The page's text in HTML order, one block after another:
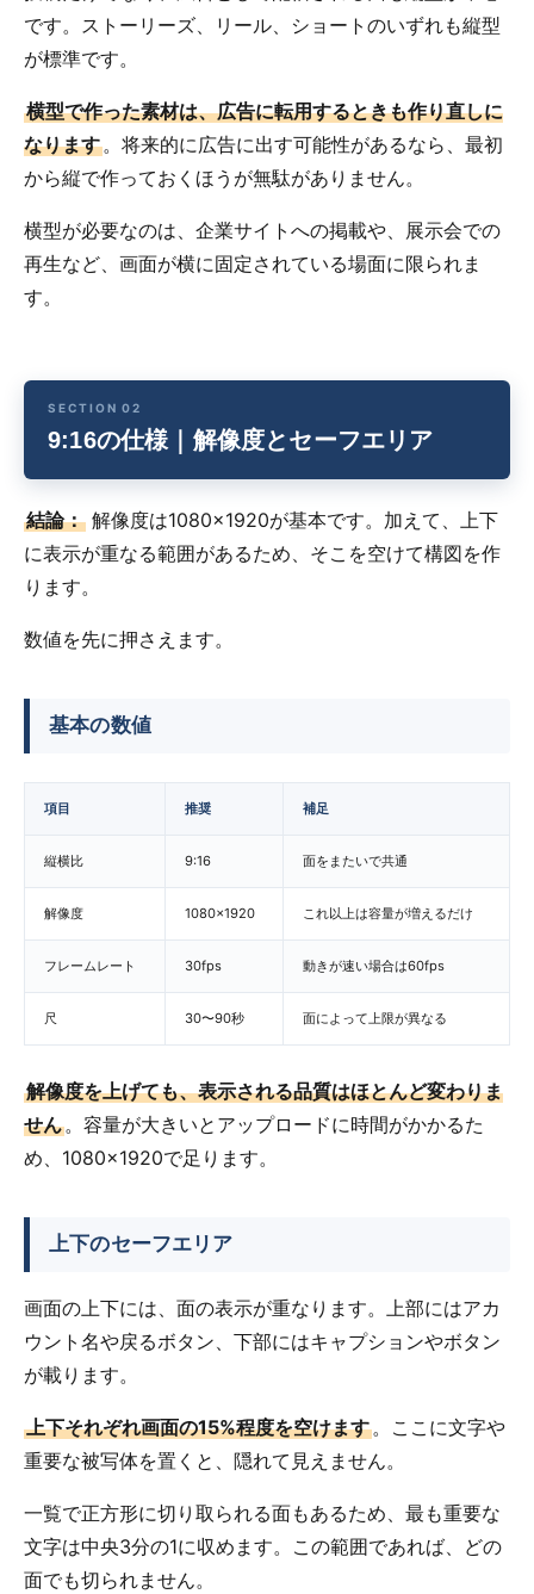
です。ストーリーズ、リール、ショートのいずれも縦型
が標準です。
横型で作った素材は、広告に転用するときも作り直しに
なります。将来的に広告に出す可能性があるなら、最初
から縦で作っておくほうが無駄がありません。
横型が必要なのは、企業サイトへの掲載や、展示会での
再生など、画面が横に固定されている場面に限られま
す。
9:16の仕様｜解像度とセーフエリア
結論： 解像度は1080×1920が基本です。加えて、上下
に表示が重なる範囲があるため、そこを空けて構図を作
ります。
数値を先に押さえます。
基本の数値
項目 推奨 補足
縦横比 9:16 面をまたいで共通
解像度 1080×1920 これ以上は容量が増えるだけ
フレームレート 30fps 動きが速い場合は60fps
尺 30〜90秒 面によって上限が異なる
解像度を上げても、表示される品質はほとんど変わりま
せん。容量が大きいとアップロードに時間がかかるた
め、1080×1920で足ります。
上下のセーフエリア
画面の上下には、面の表示が重なります。上部にはアカ
ウント名や戻るボタン、下部にはキャプションやボタン
が載ります。
上下それぞれ画面の15%程度を空けます。ここに文字や
重要な被写体を置くと、隠れて見えません。
一覧で正方形に切り取られる面もあるため、最も重要な
文字は中央3分の1に収めます。この範囲であれば、どの
面でも切られません。